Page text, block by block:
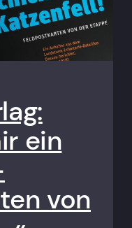
ein
von